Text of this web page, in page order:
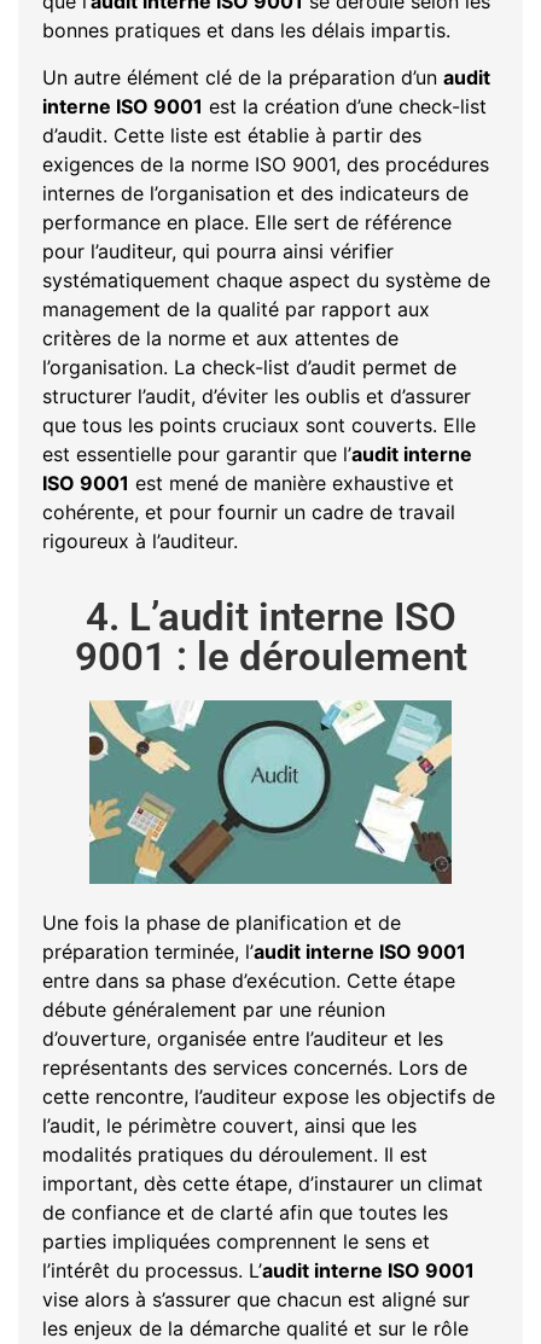
bonnes pratiques et dans les délais impartis.
Un autre élément clé de la préparation d’un audit
interne ISO 9001 est la création d’une check-list
d’audit. Cette liste est établie à partir des
exigences de la norme ISO 9001, des procédures
internes de l’organisation et des indicateurs de
performance en place. Elle sert de référence
pour l’auditeur, qui pourra ainsi vérifier
systématiquement chaque aspect du système de
management de la qualité par rapport aux
critères de la norme et aux attentes de
l’organisation. La check-list d’audit permet de
structurer l’audit, d’éviter les oublis et d’assurer
que tous les points cruciaux sont couverts. Elle
est essentielle pour garantir que l’audit interne
ISO 9001 est mené de manière exhaustive et
cohérente, et pour fournir un cadre de travail
rigoureux à l’auditeur.
4. L’audit interne ISO
9001 : le déroulement
Une fois la phase de planification et de
préparation terminée, l’audit interne ISO 9001
entre dans sa phase d’exécution. Cette étape
débute généralement par une réunion
d’ouverture, organisée entre l’auditeur et les
représentants des services concernés. Lors de
cette rencontre, l’auditeur expose les objectifs de
l’audit, le périmètre couvert, ainsi que les
modalités pratiques du déroulement. Il est
important, dès cette étape, d’instaurer un climat
de confiance et de clarté afin que toutes les
parties impliquées comprennent le sens et
l’intérêt du processus. L’audit interne ISO 9001
vise alors à s’assurer que chacun est aligné sur
les enjeux de la démarche qualité et sur le rôle